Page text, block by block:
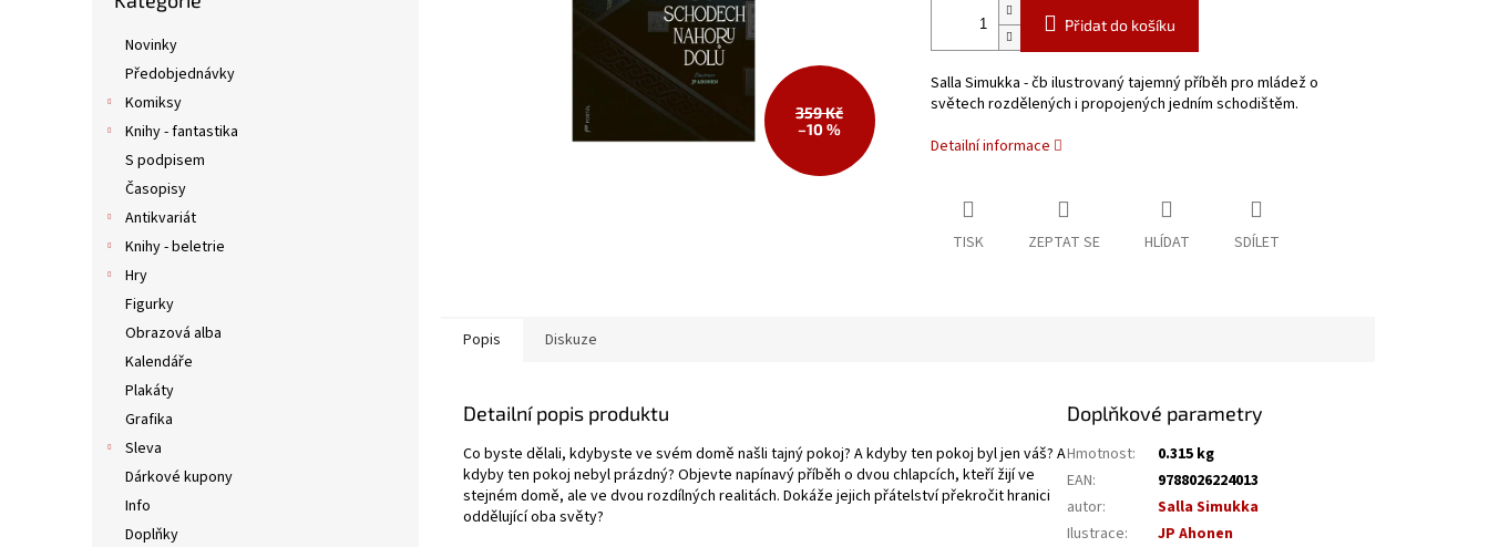
Novinky
Předobjednávky
Komiksy
Knihy - fantastika
S podpisem
Časopisy
Antikvariát
Knihy - beletrie
Hry
Figurky
Obrazová alba
Kalendáře
Plakáty
Grafika
Sleva
Dárkové kupony
Info
Doplňky
359 Kč
–10 %
Přidat do košíku
Salla Simukka - čb ilustrovaný tajemný příběh pro mládež o
světech rozdělených i propojených jedním schodištěm.
Detailní informace
TISK ZEPTAT SE HLÍDAT SDÍLET
Popis Diskuze
Detailní popis produktu
Co byste dělali, kdybyste ve svém domě našli tajný pokoj? A kdyby ten pokoj byl jen váš? A
kdyby ten pokoj nebyl prázdný? Objevte napínavý příběh o dvou chlapcích, kteří žijí ve
stejném domě, ale ve dvou rozdílných realitách. Dokáže jejich přátelství překročit hranici
oddělující oba světy?
Doplňkové parametry
Hmotnost:
0.315 kg
EAN:
9788026224013
autor:
Salla Simukka
Ilustrace:
JP Ahonen